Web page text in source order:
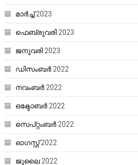
മാർച്ച്‌ 2023
ഫെബ്രുവരി 2023
ജനുവരി 2023
ഡിസംബർ 2022
നവംബർ 2022
ഒക്ടോബർ 2022
സെപ്റ്റംബർ 2022
ഓഗസ്റ്റ്‌ 2022
ജൂലൈ 2022